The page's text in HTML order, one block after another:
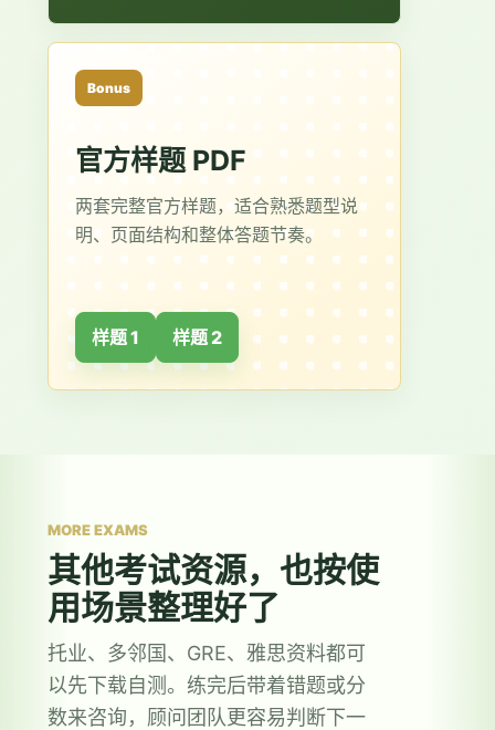
Bonus
官方样题 PDF
两套完整官方样题，适合熟悉题型说
明、页面结构和整体答题节奏。
样题 1 样题 2
MORE EXAMS
其他考试资源，也按使
用场景整理好了
托业、多邻国、GRE、雅思资料都可
以先下载自测。练完后带着错题或分
数来咨询，顾问团队更容易判断下一